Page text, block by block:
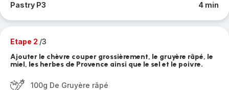
Pastry P3 4 min
Etape 2 /3
Ajouter le chèvre couper grossièrement, le gruyère râpé, le
miel, les herbes de Provence ainsi que le sel et le poivre.
100g De Gruyère râpé